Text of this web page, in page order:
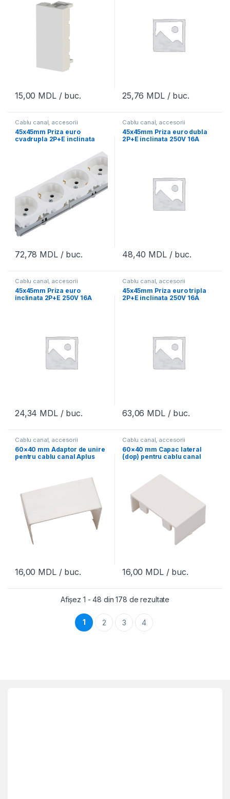
15,00 MDL/ buc. 25,76 MDL/ buc.
Cablu canal, accesorii
45x45mm Priza euro
cvadrupla 2P+E inclinata
72,78 MDL/ buc.
Cablu canal, accesorii
45x45mm Priza euro dubla
2P+E inclinata 250V 16A
48,40 MDL/ buc.
Cablu canal, accesorii
45x45mm Priza euro
inclinata 2P+E 250V 16A
24,34 MDL/ buc.
Cablu canal, accesorii
45x45mm Priza euro tripla
2P+E inclinata 250V 16A
63,06 MDL/ buc.
Cablu canal, accesorii
60×40 mm Adaptor de unire
pentru cablu canal Aplus
16,00 MDL/ buc.
Cablu canal, accesorii
60×40 mm Capac lateral
(dop) pentru cablu canal
16,00 MDL/ buc.
Afișez 1 - 48 din 178 de rezultate
1 2 3 4